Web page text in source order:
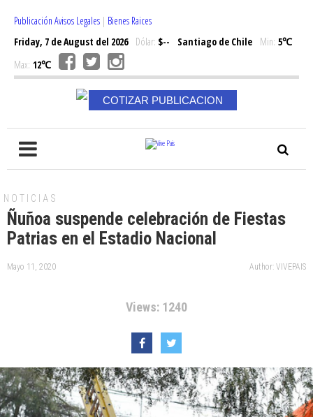
Publicación Avisos Legales | Bienes Raices
Friday, 7 de August del 2026Dólar: $-- Santiago de Chile Min: 5℃
Max: 12℃
COTIZAR PUBLICACION
NOTICIAS
Ñuñoa suspende celebración de Fiestas
Patrias en el Estadio Nacional
Mayo 11, 2020 Author: VIVEPAIS
Views: 1240